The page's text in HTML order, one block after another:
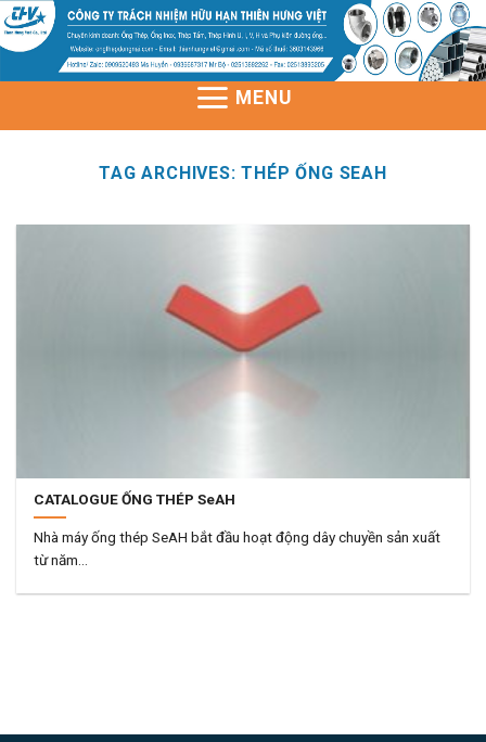
Skip
to
MENU
TAG ARCHIVES:THÉP ỐNG SEAH
CATALOGUE ỐNG THÉP SeAH
Nhà máy ống thép SeAH bắt đầu hoạt động dây chuyền sản xuất
từ năm...